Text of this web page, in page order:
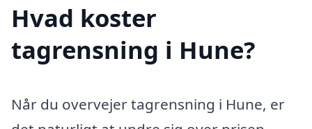
Hvad koster
tagrensning i Hune?
Når du overvejer tagrensning i Hune, er